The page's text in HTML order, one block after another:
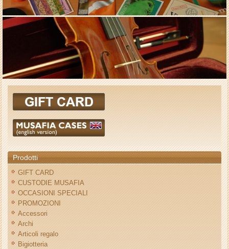
Prodotti
GIFT CARD
CUSTODIE MUSAFIA
OCCASIONI SPECIALI
PROMOZIONI
Accessori
Archi
Articoli regalo
Bigiotteria